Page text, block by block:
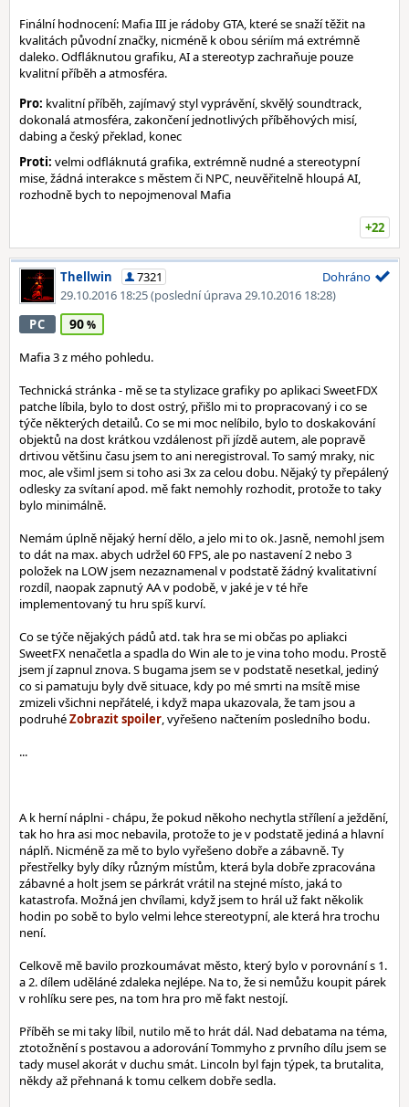
Finální hodnocení: Mafia III je rádoby GTA, které se snaží těžit na
kvalitách původní značky, nicméně k obou sériím má extrémně
daleko. Odfláknutou grafiku, AI a stereotyp zachraňuje pouze
kvalitní příběh a atmosféra.
Pro: kvalitní příběh, zajímavý styl vyprávění, skvělý soundtrack,
dokonalá atmosféra, zakončení jednotlivých příběhových misí,
dabing a český překlad, konec
Proti: velmi odfláknutá grafika, extrémně nudné a stereotypní
mise, žádná interakce s městem či NPC, neuvěřitelně hloupá AI,
rozhodně bych to nepojmenoval Mafia
+22
Thellwin
7321
29.10.2016 18:25(poslední úprava 29.10.2016 18:28)
Dohráno
PC 90
Mafia 3 z mého pohledu.
Technická stránka - mě se ta stylizace grafiky po aplikaci SweetFDX
patche líbila, bylo to dost ostrý, přišlo mi to propracovaný i co se
týče některých detailů. Co se mi moc nelíbilo, bylo to doskakování
objektů na dost krátkou vzdálenost při jízdě autem, ale popravě
drtivou většinu času jsem to ani neregistroval. To samý mraky, nic
moc, ale všiml jsem si toho asi 3x za celou dobu. Nějaký ty přepálený
odlesky za svítaní apod. mě fakt nemohly rozhodit, protože to taky
bylo minimálně.
Nemám úplně nějaký herní dělo, a jelo mi to ok. Jasně, nemohl jsem
to dát na max. abych udržel 60 FPS, ale po nastavení 2 nebo 3
položek na LOW jsem nezaznamenal v podstatě žádný kvalitativní
rozdíl, naopak zapnutý AA v podobě, v jaké je v té hře
implementovaný tu hru spíš kurví.
Co se týče nějakých pádů atd. tak hra se mi občas po apliakci
SweetFX nenačetla a spadla do Win ale to je vina toho modu. Prostě
jsem jí zapnul znova. S bugama jsem se v podstatě nesetkal, jediný
co si pamatuju byly dvě situace, kdy po mé smrti na msítě mise
zmizeli všichni nepřátelé, i když mapa ukazovala, že tam jsou a
podruhé
, vyřešeno načtením posledního bodu.
...
A k herní náplni - chápu, že pokud někoho nechytla střílení a ježdění,
tak ho hra asi moc nebavila, protože to je v podstatě jediná a hlavní
náplň. Nicméně za mě to bylo vyřešeno dobře a zábavně. Ty
přestřelky byly díky různým místům, která byla dobře zpracována
zábavné a holt jsem se párkrát vrátil na stejné místo, jaká to
katastrofa. Možná jen chvílami, když jsem to hrál už fakt několik
hodin po sobě to bylo velmi lehce stereotypní, ale která hra trochu
není.
Celkově mě bavilo prozkoumávat město, který bylo v porovnání s 1.
a 2. dílem uděláné zdaleka nejlépe. Na to, že si nemůžu koupit párek
v rohlíku sere pes, na tom hra pro mě fakt nestojí.
Příběh se mi taky líbil, nutilo mě to hrát dál. Nad debatama na téma,
ztotožnění s postavou a adorování Tommyho z prvního dílu jsem se
tady musel akorát v duchu smát. Lincoln byl fajn týpek, ta brutalita,
někdy až přehnaná k tomu celkem dobře sedla.